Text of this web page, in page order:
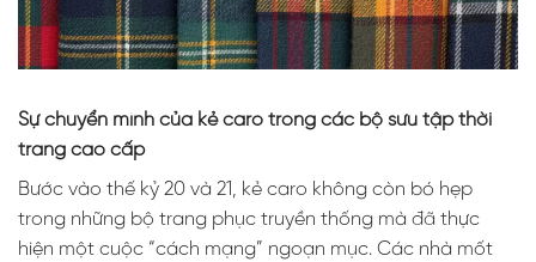
Sự chuyển mình của kẻ caro trong các bộ sưu tập thời
trang cao cấp
Bước vào thế kỷ 20 và 21, kẻ caro không còn bó hẹp
trong những bộ trang phục truyền thống mà đã thực
hiện một cuộc “cách mạng” ngoạn mục. Các nhà mốt